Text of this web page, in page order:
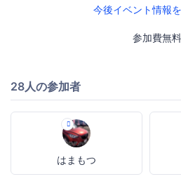
今後イベント情報
参加費無料
28人の参加者
はまもつ